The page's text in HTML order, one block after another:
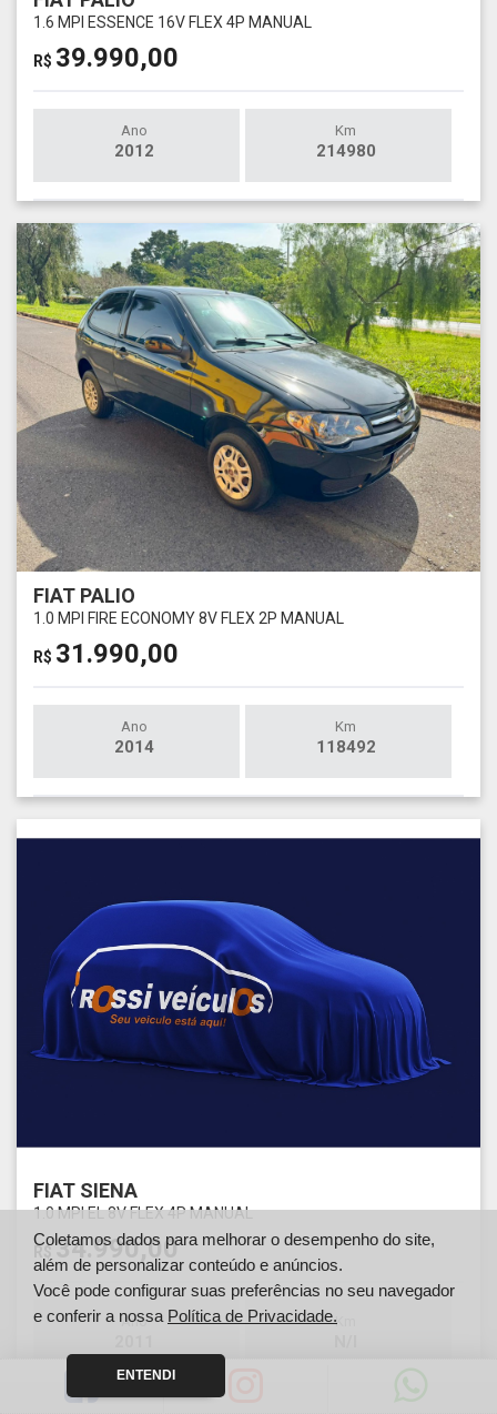
1.6 MPI ESSENCE 16V FLEX 4P MANUAL
R$ 39.990,00
Ano
2012
Km
214980
FIAT PALIO
1.0 MPI FIRE ECONOMY 8V FLEX 2P MANUAL
R$ 31.990,00
Ano
2014
Km
118492
FIAT SIENA
1.0 MPI EL 8V FLEX 4P MANUAL
34.990,00
Ano Km
Coletamos dados para melhorar o desempenho do site,
além de personalizar conteúdo e anúncios.
Você pode configurar suas preferências no seu navegador
e conferir a nossa Política de Privacidade.
ENTENDI